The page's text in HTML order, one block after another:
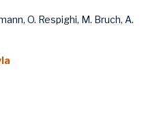
O. Respighi, M. Bruch, A.